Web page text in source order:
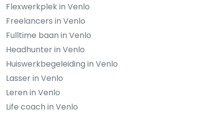
Flexwerkplek in Venlo
Freelancers in Venlo
Fulltime baan in Venlo
Headhunter in Venlo
Huiswerkbegeleiding in Venlo
Lasser in Venlo
Leren in Venlo
Life coach in Venlo